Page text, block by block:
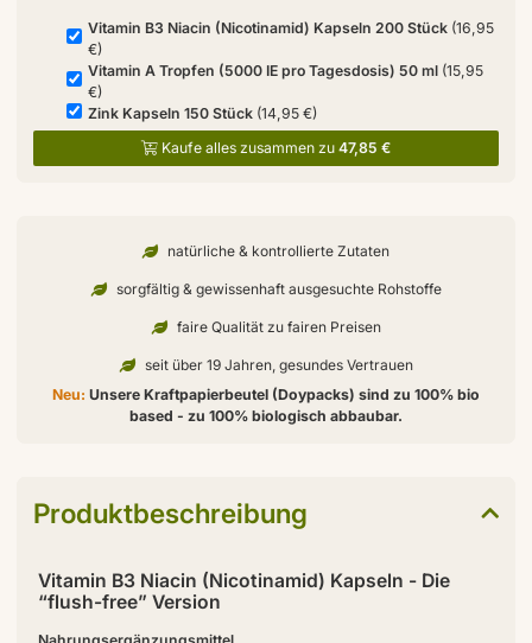
Vitamin B3 Niacin (Nicotinamid) Kapseln 200 Stück(16,95
€)
Vitamin A Tropfen (5000 IE pro Tagesdosis) 50 ml(15,95
€)
Zink Kapseln 150 Stück(14,95 €)
Kaufe alles zusammen zu 47,85 €
natürliche & kontrollierte Zutaten
sorgfältig & gewissenhaft ausgesuchte Rohstoffe
faire Qualität zu fairen Preisen
seit über 19 Jahren, gesundes Vertrauen
Neu: Unsere Kraftpapierbeutel (Doypacks) sind zu 100% bio
based - zu 100% biologisch abbaubar.
Produktbeschreibung
Vitamin B3 Niacin (Nicotinamid) Kapseln - Die
“flush-free” Version